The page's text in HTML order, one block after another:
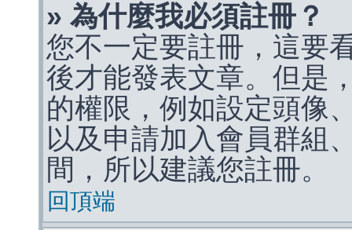
» 為什麼我必須註冊？
您不一定要註冊，這要
後才能發表文章。但是
的權限，例如設定頭像
以及申請加入會員群組
間，所以建議您註冊。
回頂端